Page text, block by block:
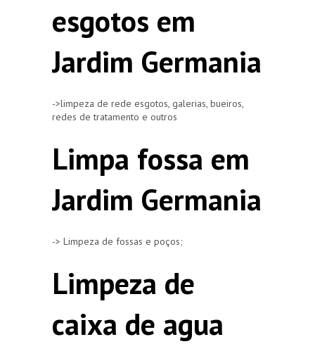
esgotos em
Jardim Germania
->limpeza de rede esgotos, galerias, bueiros,
redes de tratamento e outros
Limpa fossa em
Jardim Germania
-> Limpeza de fossas e poços;
Limpeza de
caixa de agua